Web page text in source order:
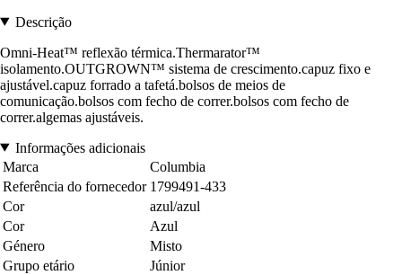
Descrição
Omni-Heat™ reflexão térmica.Thermarator™
isolamento.OUTGROWN™ sistema de crescimento.capuz fixo e
ajustável.capuz forrado a tafetá.bolsos de meios de
comunicação.bolsos com fecho de correr.bolsos com fecho de
correr.algemas ajustáveis.
Informações adicionais
Marca
Columbia
Referência do fornecedor 1799491-433
Cor
azul/azul
Cor
Azul
Género
Misto
Grupo etário
Júnior